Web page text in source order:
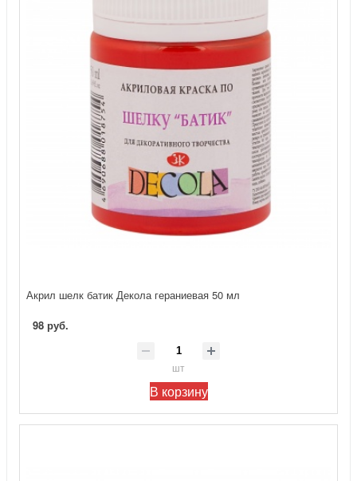
Акрил шелк батик Декола гераниевая 50 мл
98 руб.
шт
В корзину